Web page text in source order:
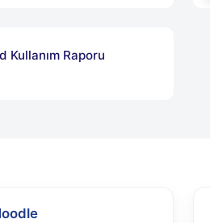
Raporu